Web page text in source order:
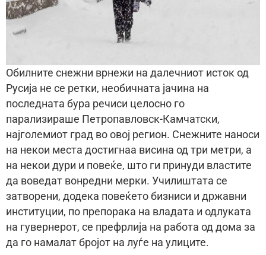
Обилните снежни врнежи на далечниот исток од
Русија не се ретки, необичната јачина на
последната бура речиси целосно го
парализираше Петропавловск-Камчатски,
најголемиот град во овој регион. Снежните наноси
на некои места достигнаа висина од три метри, а
на некои дури и повеќе, што ги принуди властите
да воведат вонредни мерки. Училиштата се
затворени, додека повеќето бизниси и државни
институции, по препорака на владата и одлуката
на гувернерот, се префрлија на работа од дома за
да го намалат бројот на луѓе на улиците.